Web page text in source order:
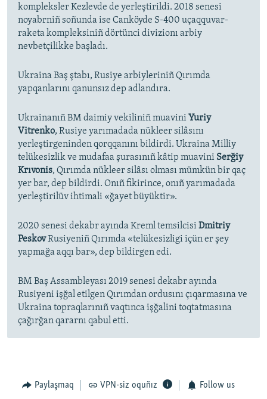
kompleksler Kezlevde de yerleştirildi. 2018 senesi
noyabrniñ soñunda ise Canköyde S-400 uçaqquvar-
raketa kompleksiniñ dörtünci divizionı arbiy
nevbetçilikke başladı.
Ukraina Baş ştabı, Rusiye arbiyleriniñ Qırımda
yapqanlarını qanunsız dep adlandıra.
Ukrainanıñ BM daimiy vekiliniñ muavini Yuriy
Vitrenko, Rusiye yarımadada nükleer silâsını
yerleştirgeninden qorqqanını bildirdi. Ukraina Milliy
telükesizlik ve mudafaa şurasınıñ kâtip muavini Serğiy
Krıvonis, Qırımda nükleer silâsı olması mümkün bir qaç
yer bar, dep bildirdi. Onıñ fikirince, onıñ yarımadada
yerleştirilüv ihtimali «ğayet büyüktir».
2020 senesi dekabr ayında Kreml temsilcisi Dmitriy
PeskovRusiyeniñ Qırımda «telükesizligi içün er şey
yapmağa aqqı bar», dep bildirgen edi.
BM Baş Assambleyası 2019 senesi dekabr ayında
Rusiyeni işğal etilgen Qırımdan ordusını çıqarmasına ve
Ukraina topraqlarınıñ vaqtınca işğalini toqtatmasına
çağırğan qararnı qabul etti.
Paylaşmaq VPN-siz oquñız Follow us